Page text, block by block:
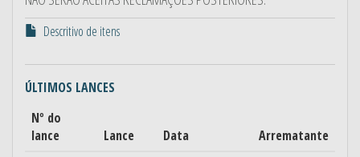
Descritivo de itens
ÚLTIMOS LANCES
Nº do
lance
Lance Data
Arrematante